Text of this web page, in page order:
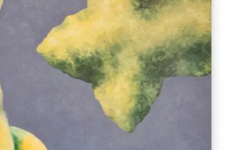
DES OEUVRES
OBJET / SIGNE
SCULPTURE